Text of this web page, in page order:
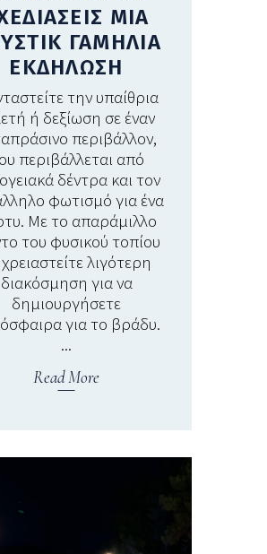
ΜΙΑ
ΓΑΜΗΛΙΑ
ΕΚΔΗΛΩΣΗ
την υπαίθρια
ή δεξίωση σε έναν
περιβάλλον,
περιβάλλεται από
δέντρα και τον
φωτισμό για ένα
Με το απαράμιλλο
του φυσικού τοπίου
λιγότερη
διακόσμηση για να
δημιουργήσετε
για το βράδυ.
Read More